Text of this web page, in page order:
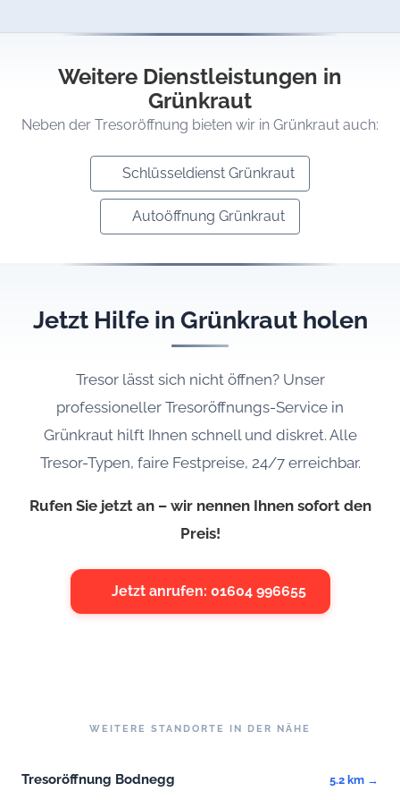
Weitere Dienstleistungen in
Grünkraut
Neben der Tresoröffnung bieten wir in Grünkraut auch:
Schlüsseldienst Grünkraut
Autoöffnung Grünkraut
Jetzt Hilfe in Grünkraut holen
Tresor lässt sich nicht öffnen? Unser
professioneller Tresoröffnungs-Service in
Grünkraut hilft Ihnen schnell und diskret. Alle
Tresor-Typen, faire Festpreise, 24/7 erreichbar.
Rufen Sie jetzt an – wir nennen Ihnen sofort den
Preis!
Jetzt anrufen: 01604 996655
WEITERE STANDORTE IN DER NÄHE
Tresoröffnung Bodnegg 5.2 km →